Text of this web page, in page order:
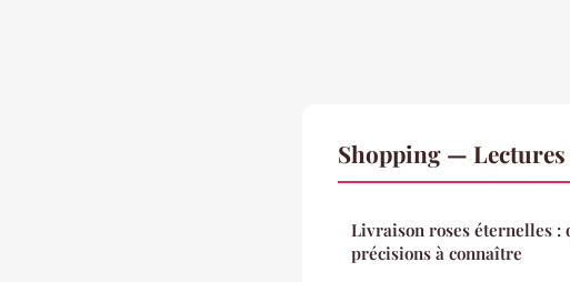
Shopping —
Livraison roses éternelles :
précisions à connaître